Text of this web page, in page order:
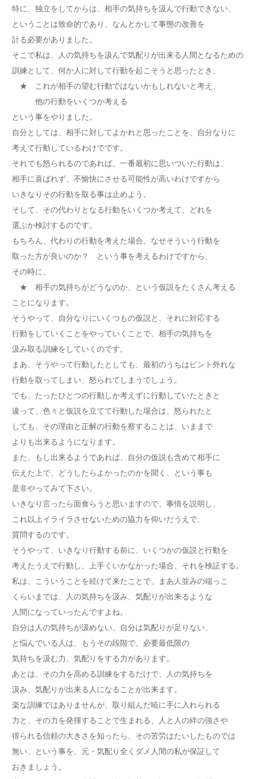
特に、独立をしてからは、相手の気持ちを汲んで行動できない、
ということは致命的であり、なんとかして事態の改善を
計る必要がありました。
そこで私は、人の気持ちを汲んで気配りが出来る人間となるための
訓練として、何か人に対して行動を起こそうと思ったとき、
★ これが相手の望む行動ではないかもしれないと考え、
他の行動をいくつか考える
という事をやりました。
自分としては、相手に対してよかれと思ったことを、自分なりに
考えて行動しているわけでです。
それでも怒られるのであれば、一番最初に思いついた行動は、
相手に喜ばれず、不愉快にさせる可能性が高いわけですから
いきなりその行動を取る事は止めよう。
そして、その代わりとなる行動をいくつか考えて、どれを
選ぶか検討するのです。
もちろん、代わりの行動を考えた場合、なせそういう行動を
取った方が良いのか？ という事を考えるわけですから、
その時に、
★ 相手の気持ちがどうなのか、という仮説をたくさん考える
ことになります。
そうやって、自分なりにいくつもの仮説と、それに対応する
行動をしていくことをやっていくことで、相手の気持ちを
汲み取る訓練をしていくのです。
まあ、そうやって行動したとしても、最初のうちはピント外れな
行動を取ってしまい、怒られてしまうでしょう。
でも、たったひとつの行動しか考えずに行動していたときと
違って、色々と仮説を立てて行動した場合は、怒られたと
しても、その理由と正解の行動を察することは、いままで
よりも出来るようになります。
また、もし出来るようであれば、自分の仮説も含めて相手に
伝えた上で、どうしたらよかったのかを聞く、という事も
是非やってみて下さい。
いきなり言ったら面食らうと思いますので、事情を説明し、
これ以上イライラさせないための協力を仰いだうえで、
質問するのです。
そうやって、いきなり行動する前に、いくつかの仮説と行動を
考えたうえで行動し、上手くいかなかった場合、それを検証する。
私は、こういうことを続けて来たことで、まあ人並みの端っこ
くらいまでは、人の気持ちを汲み、気配りが出来るような
人間になっていったんですよね。
自分は人の気持ちが汲めない、自分は気配りが足りない、
と悩んでいる人は、もうその段階で、必要最低限の
気持ちを汲む力、気配りをする力があります。
あとは、その力を高める訓練をするだけで、人の気持ちを
汲み、気配りが出来る人になることが出来ます。
楽な訓練ではありませんが、取り組んだ暁に手に入れられる
力と、その力を発揮することで生まれる、人と人の絆の強さや
得られる信頼の大きさを知ったら、その苦労はたいしたものでは
無い、という事を、元・気配り全くダメ人間の私が保証して
おきましょう。